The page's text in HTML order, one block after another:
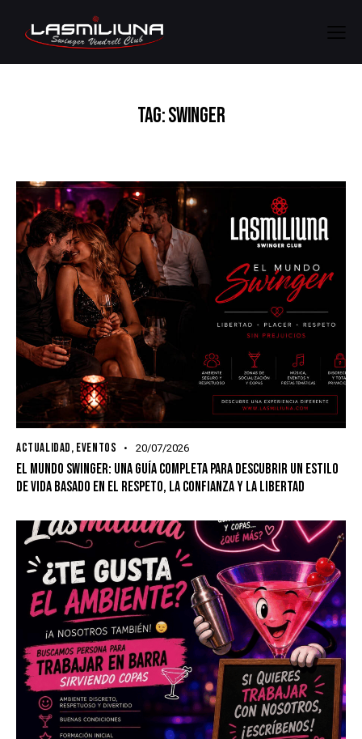
TAG: SWINGER
ACTUALIDAD, EVENTOS 20/07/2026
EL MUNDO SWINGER: UNA GUÍA COMPLETA PARA DESCUBRIR UN ESTILO
DE VIDA BASADO EN EL RESPETO, LA CONFIANZA Y LA LIBERTAD